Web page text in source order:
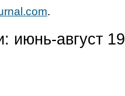
.
июнь-август